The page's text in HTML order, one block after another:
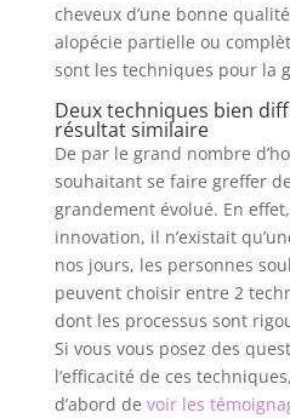
cheveux d’une bonne
alopécie partielle ou
sont les techniques pour la
Deux techniques bien
résultat similaire
De par le grand nombre
souhaitant se faire greffer
grandement évolué. En
innovation, il n’existait
nos jours, les personnes
peuvent choisir entre 2
dont les processus sont
Si vous vous posez des
l’efficacité de ces
d’abord de voir les